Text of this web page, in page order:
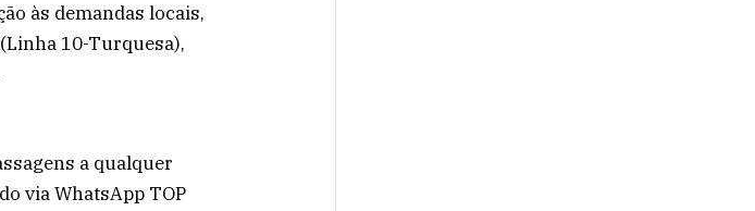
às demandas locais,
10-Turquesa),
a qualquer
via WhatsApp TOP